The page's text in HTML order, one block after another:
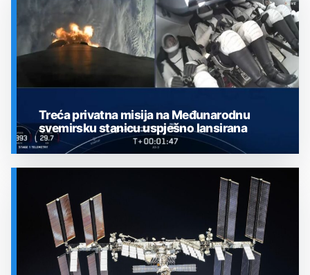
Treća privatna misija na Međunarodnu
svemirsku stanicu uspješno lansirana